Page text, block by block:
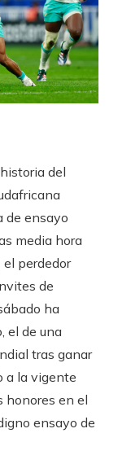
del
de ensayo
media hora
el perdedor
de
ha
el de una
tras ganar
a la vigente
honores en el
ensayo de